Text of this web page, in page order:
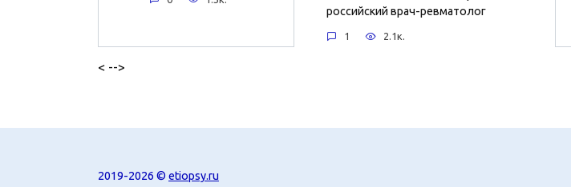
российский врач-ревматолог
1 2.1к.
< -->
2019-2026 © etiopsy.ru